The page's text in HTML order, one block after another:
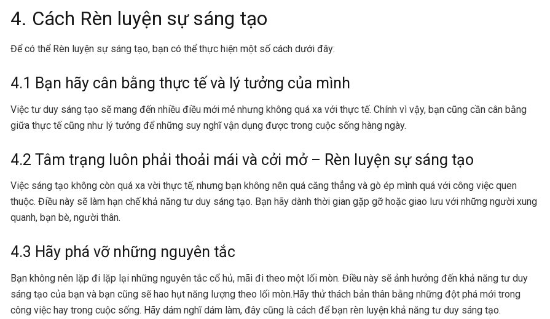
4. Cách Rèn luyện sự sáng tạo
Để có thể Rèn luyện sự sáng tạo, bạn có thể thực hiện một số cách dưới đây:
4.1 Bạn hãy cân bằng thực tế và lý tưởng của mình
Việc tư duy sáng tạo sẽ mang đến nhiều điều mới mẻ nhưng không quá xa với thực tế. Chính vì vậy, bạn cũng cần cân bằng
giữa thực tế cũng như lý tưởng để những suy nghĩ vận dụng được trong cuộc sống hàng ngày.
4.2 Tâm trạng luôn phải thoải mái và cởi mở – Rèn luyện sự sáng tạo
Việc sáng tạo không còn quá xa vời thực tế, nhưng bạn không nên quá căng thẳng và gò ép mình quá với công việc quen
thuộc. Điều này sẽ làm hạn chế khả năng tư duy sáng tạo. Bạn hãy dành thời gian gặp gỡ hoặc giao lưu với những người xung
quanh, bạn bè, người thân.
4.3 Hãy phá vỡ những nguyên tắc
Bạn không nên lặp đi lặp lại những nguyên tắc cổ hủ, mãi đi theo một lối mòn. Điều này sẽ ảnh hưởng đến khả năng tư duy
sáng tạo của bạn và bạn cũng sẽ hao hụt năng lượng theo lối mòn.Hãy thử thách bản thân bằng những đột phá mới trong
công việc hay trong cuộc sống. Hãy dám nghĩ dám làm, đây cũng là cách để bạn rèn luyện khả năng tư duy sáng tạo.